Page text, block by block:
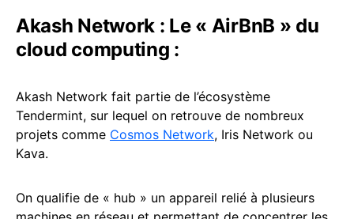
Akash Network : Le « AirBnB » du
cloud computing :
Akash Network fait partie de l’écosystème
Tendermint, sur lequel on retrouve de nombreux
projets comme Cosmos Network, Iris Network ou
Kava.
On qualifie de « hub » un appareil relié à plusieurs